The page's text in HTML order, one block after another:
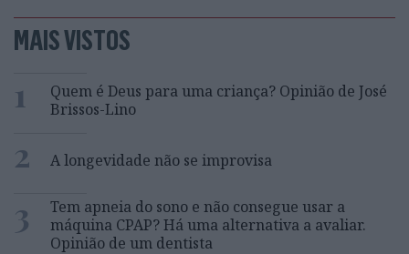
MAIS VISTOS
1
Quem é Deus para uma criança? Opinião de José
Brissos-Lino
2 A longevidade não se improvisa
3
Tem apneia do sono e não consegue usar a
máquina CPAP? Há uma alternativa a avaliar.
Opinião de um dentista